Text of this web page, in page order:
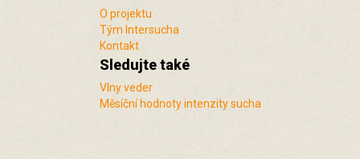
O projektu
Tým Intersucha
Kontakt
Sledujte také
Vlny veder
Měsíční hodnoty intenzity sucha